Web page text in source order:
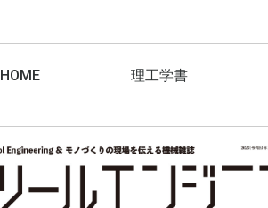
HOME 理工学書